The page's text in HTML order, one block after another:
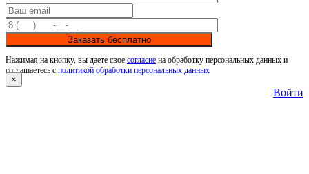
Заказать бесплатно
Нажимая на кнопку, вы даете свое согласие на обработку персональных данных и
соглашаетесь с политикой обработки персональных данных
×
Войти